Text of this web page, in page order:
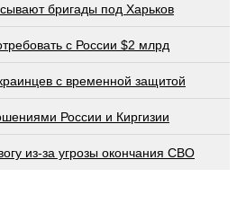
бригады под Харьков
c России $2 млрд
с временной защитой
России и Киргизии
из-за угрозы окончания СВО